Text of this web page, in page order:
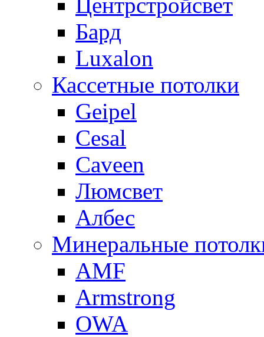
Бард
Luxalon
Кассетные потолки
Geipel
Cesal
Caveen
Люмсвет
Албес
Минеральные
AMF
Armstrong
OWA